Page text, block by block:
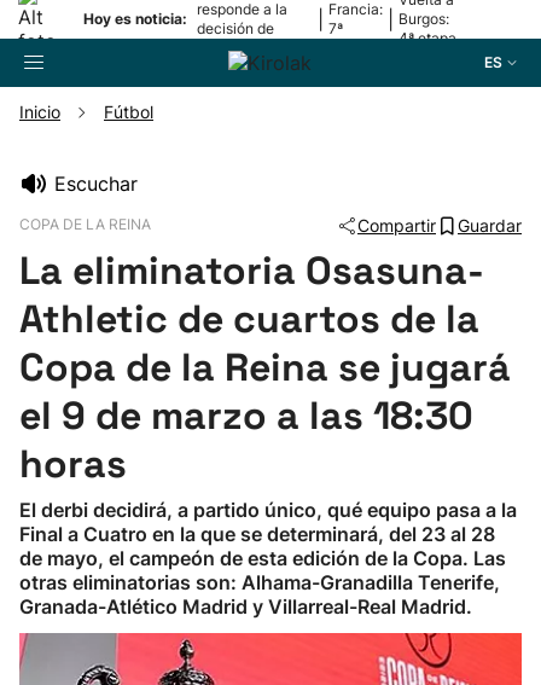
Hoy es noticia:
responde a la
decisión de
Oriamendi
Francia:
7ª
Burgos:
4ª etapa
ES
Pelota
Remo
Ciclismo
Herri-kirolak
Balonmano
Inicio Fútbol
Escuchar
COPA DE LA REINA Compartir Guardar
La eliminatoria Osasuna-
Athletic de cuartos de la
Copa de la Reina se jugará
el 9 de marzo a las 18:30
horas
El derbi decidirá, a partido único, qué equipo pasa a la
Final a Cuatro en la que se determinará, del 23 al 28
de mayo, el campeón de esta edición de la Copa. Las
otras eliminatorias son: Alhama-Granadilla Tenerife,
Granada-Atlético Madrid y Villarreal-Real Madrid.